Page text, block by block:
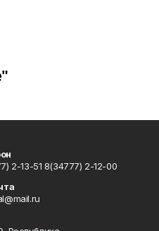
2-13-51 8(34777) 2-12-00